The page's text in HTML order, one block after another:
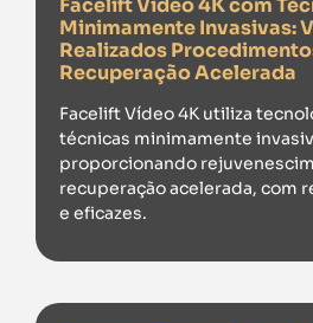
Facelift Vídeo 4K com
Minimamente Invasivas:
Realizados
Recuperação Acelerada
Facelift Vídeo 4K utiliza
técnicas minimamente
proporcionando
recuperação acelerada, com
e eficazes.